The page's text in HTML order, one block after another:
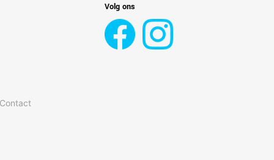
Volg ons